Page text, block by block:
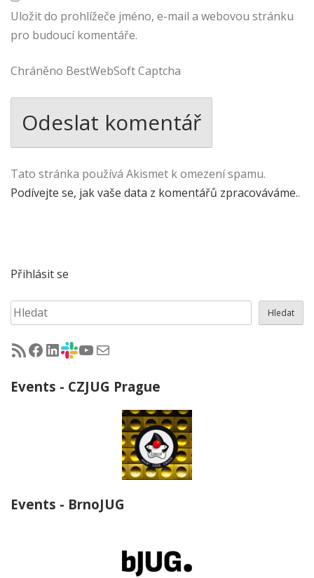
Uložit do prohlížeče jméno, e-mail a webovou stránku
pro budoucí komentáře.
Chráněno BestWebSoft Captcha
Tato stránka používá Akismet k omezení spamu.
Podívejte se, jak vaše data z komentářů zpracováváme..
Přihlásit se
Hledat Hledat
RSS - články na jug.cz
Facebook skupina Czech Java User Group
LinkedIn skupina Czech Java User Group
CZJUG Slack fórum
CZJUG YouTube kanálCZJUG email
Events - CZJUG Prague
Events - BrnoJUG